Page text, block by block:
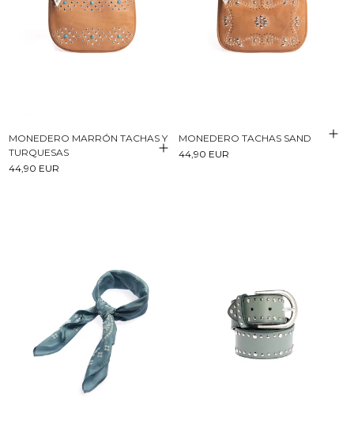
MONEDERO MARRÓN TACHAS Y
TURQUESAS
44,90 EUR
MONEDERO TACHAS SAND
44,90 EUR